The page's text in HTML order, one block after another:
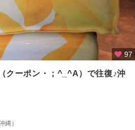
97
クーポン・；^_^A）で往復♪沖
縄）